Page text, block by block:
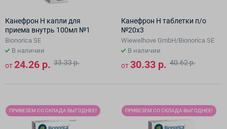
Канефрон Н капли для
приема внутрь 100мл №1
Bionorica SE
В наличии
от24.26 р. 33.33 р.
Канефрон Н таблетки п/о
№20х3
Wiewelhove GmbH/Bionorica SE
В наличии
от30.33 р. 40.62 р.
ПРИВЕЗЕМ СО СКЛАДА ВЫГОДНЕЕ! ПРИВЕЗЕМ СО СКЛАДА ВЫГОДНЕЕ!